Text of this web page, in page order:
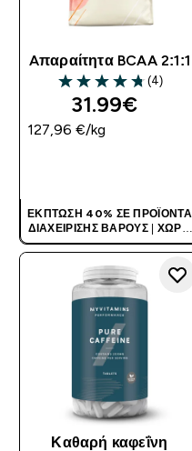
Aπαραίτητα BCAA 2:1:1
4.75 out of 5 stars
(4)
31.99€‎
127,96 €‎/kg
ΈΚΠΤΩΣΗ 40% ΣΕ ΠΡΟΪΌΝΤΑ
ΔΙΑΧΕΊΡΙΣΗΣ ΒΆΡΟΥΣ| ΧΩΡΊΣ
ΚΩΔΙΚΌ
Καθαρή καφεΐνη